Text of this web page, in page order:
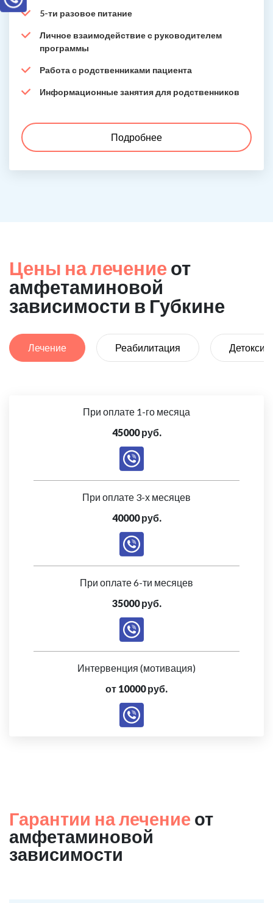
5-ти разовое питание
Личное взаимодействие с руководителем
программы
Работа с родственниками пациента
Информационные занятия для родственников
Подробнее
Цены на лечение от
амфетаминовой
зависимости в Губкине
Лечение Реабилитация
При оплате 1-го месяца
45000 руб.
При оплате 3-х месяцев
40000 руб.
При оплате 6-ти месяцев
35000 руб.
Интервенция (мотивация)
от 10000 руб.
Гарантии на лечение от
амфетаминовой
зависимости